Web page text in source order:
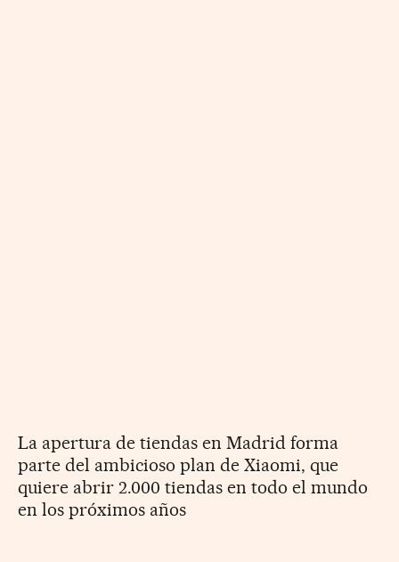
La apertura de tiendas en Madrid forma
parte del ambicioso plan de Xiaomi, que
quiere abrir 2.000 tiendas en todo el mundo
en los próximos años